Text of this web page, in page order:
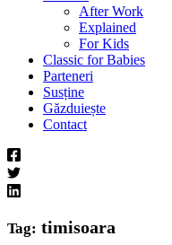
After Work
Explained
For Kids
Classic for Babies
Parteneri
Susține
Găzduiește
Contact
Tag: timisoara